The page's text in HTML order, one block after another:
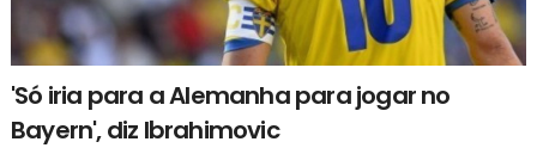
'Só iria para a Alemanha para jogar no
Bayern', diz Ibrahimovic